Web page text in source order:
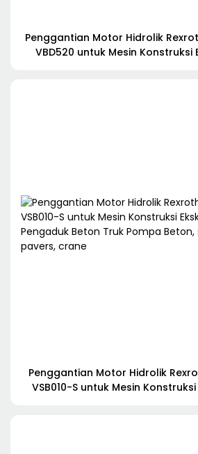
Penggantian Motor Hidrolik
VBD520 untuk Mesin Konstruksi
Penggantian Motor Hidrolik
VSB010-S untuk Mesin